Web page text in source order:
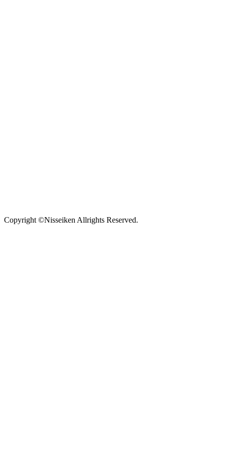
Copyright ©Nisseiken Allrights Reserved.